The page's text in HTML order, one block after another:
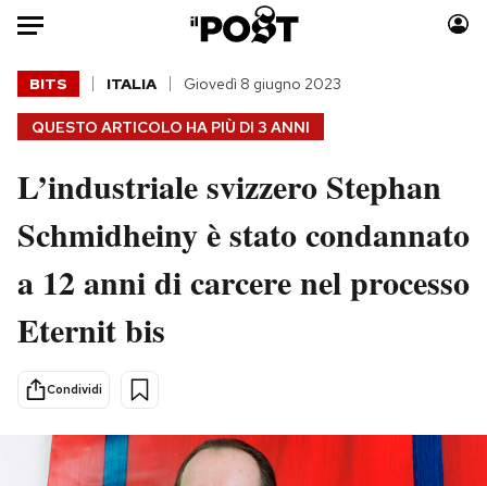
Auto
HOME
Italia
Politica
Tecnologia
Scienza
Cultura
Economia
Sport
Moda
Consumismi
Storie/Idee
Ok Boomer!
Mondiali calcio 2026
QUESTO ARTICOLO HA PIÙ DI 3 ANNI
BITS ITALIA Giovedì 8 giugno 2023
L’industriale svizzero Stephan
Schmidheiny è stato condannato
a 12 anni di carcere nel processo
Eternit bis
Condividi